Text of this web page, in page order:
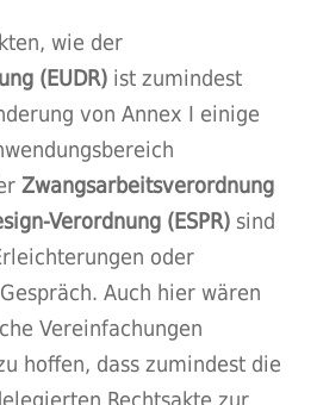
wie der
(EUDR)ist zumindest
von Annex I einige
Zwangsarbeitsverordnung
Verordnung (ESPR)sind
oder
Auch hier wären
Vereinfachungen
hoffen, dass zumindest die